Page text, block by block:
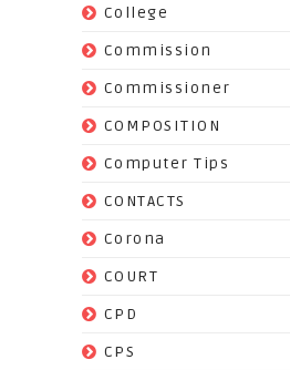
College
Commission
Commissioner
COMPOSITION
Computer Tips
CONTACTS
Corona
COURT
CPD
CPS